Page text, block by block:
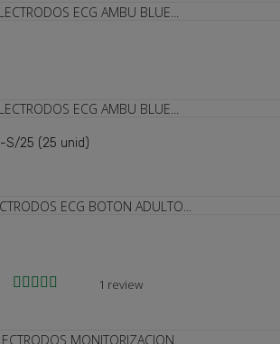
S/25 (25 unid)
1 review